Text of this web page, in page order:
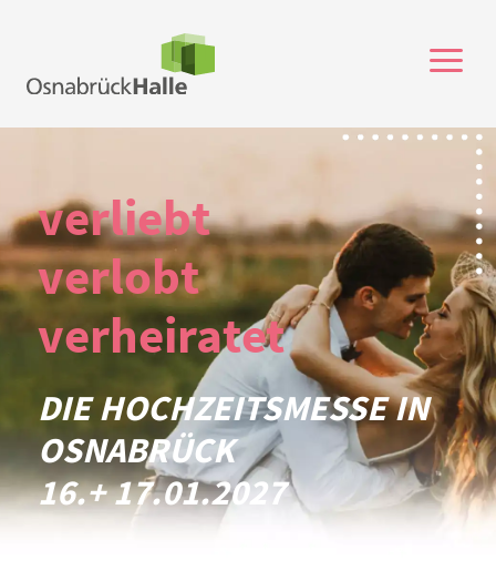
a
verliebt
verlobt
verheiratet
DIE HOCHZEITSMESSE IN
OSNABRÜCK
16.+ 17.01.2027